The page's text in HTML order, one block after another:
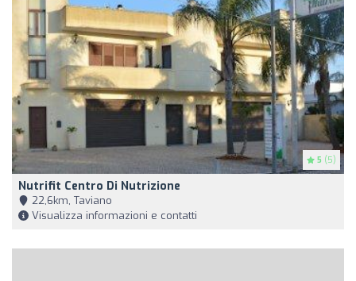
5 (5)
Nutrifit Centro Di Nutrizione
22,6km, Taviano
Visualizza informazioni e contatti